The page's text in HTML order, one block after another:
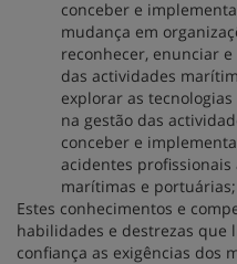
conceber e
mudança em
reconhecer, enunciar
das actividades
explorar as
na gestão das
conceber e
acidentes profissionais
marítimas e portuárias;
Estes conhecimentos e
habilidades e destrezas que
confiança as exigências dos